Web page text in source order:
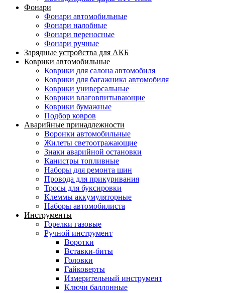
Фонари
Фонари автомобильные
Фонари налобные
Фонари переносные
Фонари ручные
Зарядные устройства для АКБ
Коврики автомобильные
Коврики для салона автомобиля
Коврики для багажника автомобиля
Коврики универсальные
Коврики влаговпитывающие
Коврики бумажные
Подбор ковров
Аварийные принадлежности
Воронки автомобильные
Жилеты светоотражающие
Знаки аварийной остановки
Канистры топливные
Наборы для ремонта шин
Провода для прикуривания
Тросы для буксировки
Клеммы аккумуляторные
Наборы автомобилиста
Инструменты
Горелки газовые
Ручной инструмент
Воротки
Вставки-биты
Головки
Гайковерты
Измерительный инструмент
Ключи баллонные